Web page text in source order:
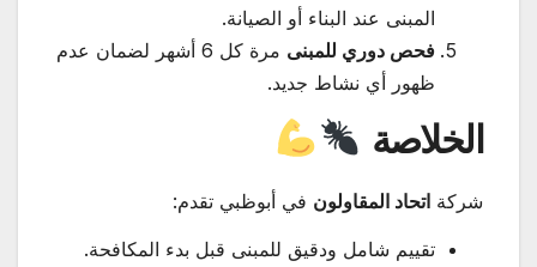
المبنى عند البناء أو الصيانة.
فحص دوري للمبنى
مرة كل 6 أشهر لضمان عدم
ظهور أي نشاط جديد.
الخلاصة
شركة اتحاد المقاولون في أبوظبي تقدم:
تقييم شامل ودقيق للمبنى قبل بدء المكافحة.